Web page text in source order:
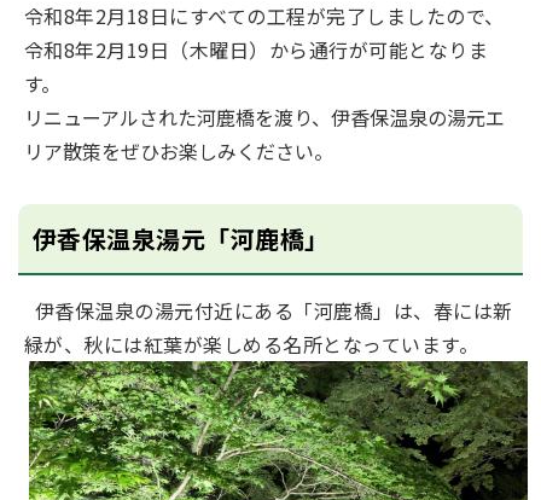
令和8年2月18日にすべての工程が完了しましたので、
令和8年2月19日（木曜日）から通行が可能となりま
す。
リニューアルされた河鹿橋を渡り、伊香保温泉の湯元エ
リア散策をぜひお楽しみください。
伊香保温泉湯元「河鹿橋」
伊香保温泉の湯元付近にある「河鹿橋」は、春には新
緑が、秋には紅葉が楽しめる名所となっています。